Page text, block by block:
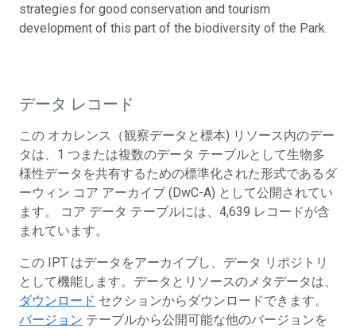
strategies for good conservation and tourism
development of this part of the biodiversity of the Park.
データ レコード
この オカレンス（観察データと標本) リソース内のデー
タは、1 つまたは複数のデータ テーブルとして生物多
様性データを共有するための標準化された形式であるダ
ーウィン コア アーカイブ (DwC-A) として公開されてい
ます。 コア データ テーブルには、4,639 レコードが含
まれています。
この IPT はデータをアーカイブし、データ リポジトリ
として機能します。データとリソースのメタデータは、
ダウンロード セクションからダウンロードできます。
バージョン テーブルから公開可能な他のバージョンを